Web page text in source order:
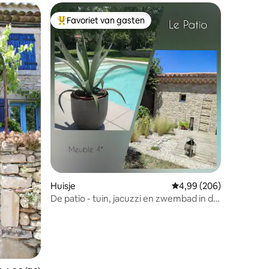
Topfavoriet van gasten
Favoriet van gasten
Huisje Gemiddelde
4,99 (206)
De patio - tuin, jacuzzi en zwembad in de